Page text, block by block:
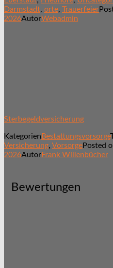
Darmstadt, orte, Trauerfeier
2026AutorWebadmin
Sterbegeldversicherung
Kategorien Bestattungsvorsorge
Versicherung, VorsorgePosted
2026AutorFrank Willenbücher
Bewertungen